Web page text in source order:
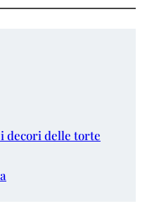
decori delle torte